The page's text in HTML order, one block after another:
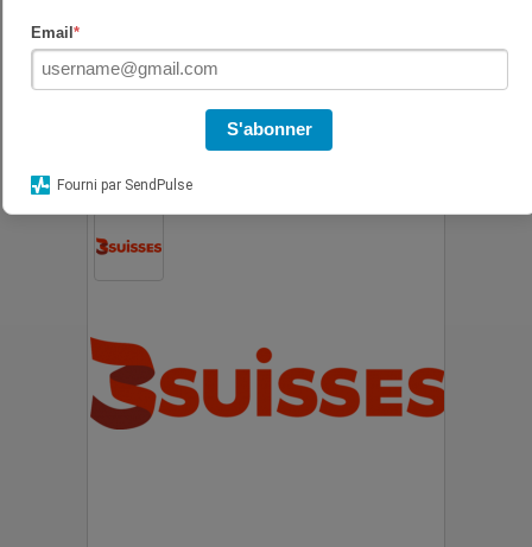
15% de rabais chez 3 Suisses
Email *
S'abonner
Fourni par SendPulse